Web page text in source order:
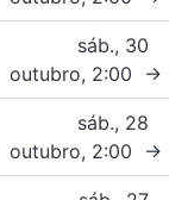
sáb., 30
outubro, 2:00 →
sáb., 28
outubro, 2:00 →